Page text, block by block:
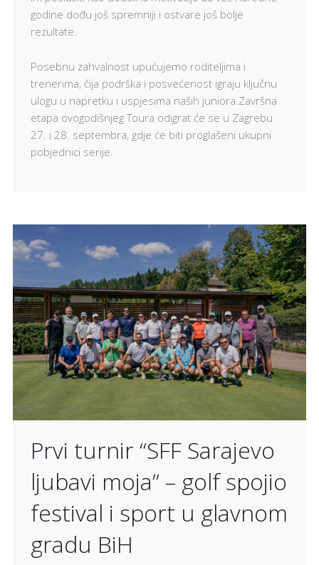
godine dođu još spremniji i ostvare još bolje
rezultate.
Posebnu zahvalnost upućujemo roditeljima i
trenerima, čija podrška i posvećenost igraju ključnu
ulogu u napretku i uspjesima naših juniora.Završna
etapa ovogodišnjeg Toura odigrat će se u Zagrebu
27. i 28. septembra, gdje će biti proglašeni ukupni
pobjednici serije.
Prvi turnir “SFF Sarajevo
ljubavi moja” – golf spojio
festival i sport u glavnom
gradu BiH